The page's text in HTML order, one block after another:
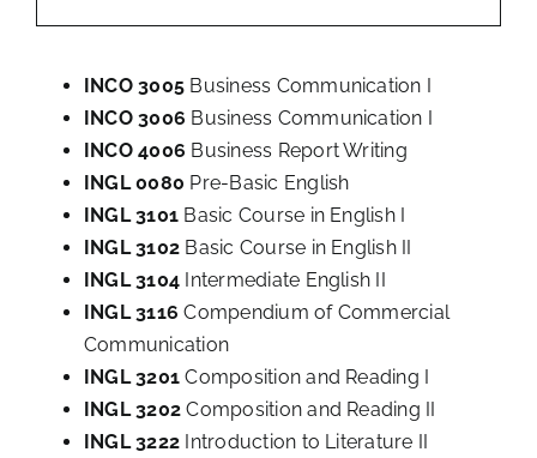
INCO 3005 Business Communication I
INCO 3006 Business Communication I
INCO 4006 Business Report Writing
INGL 0080 Pre-Basic English
INGL 3101 Basic Course in English I
INGL 3102 Basic Course in English II
INGL 3104 Intermediate English II
INGL 3116 Compendium of Commercial
Communication
INGL 3201 Composition and Reading I
INGL 3202 Composition and Reading II
INGL 3222 Introduction to Literature II